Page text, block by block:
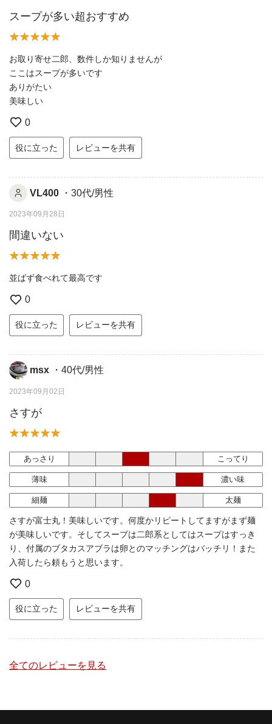
スープが多い超おすすめ
お取り寄せ二郎、数件しか知りませんが
ここはスープが多いです
ありがたい
美味しい
0
役に立った レビューを共有
VL400 ・30代/男性
2023年09月28日
間違いない
並ばず食べれて最高です
0
役に立った レビューを共有
msx ・40代/男性
2023年09月02日
さすが
あっさり こってり
薄味 濃い味
細麺 太麺
さすが富士丸！美味しいです。何度かリピートしてますがまず麺
が美味しいです。そしてスープは二郎系としてはスープはすっき
り、付属のブタカスアブラは卵とのマッチングはバッチリ！また
入荷したら頼もうと思います。
0
役に立った レビューを共有
全てのレビューを見る